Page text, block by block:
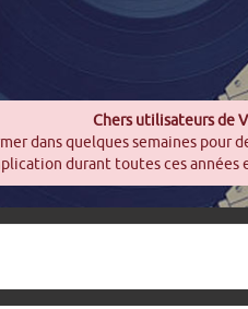
Chers utilisateurs de
dans quelques semaines pour
durant toutes ces années